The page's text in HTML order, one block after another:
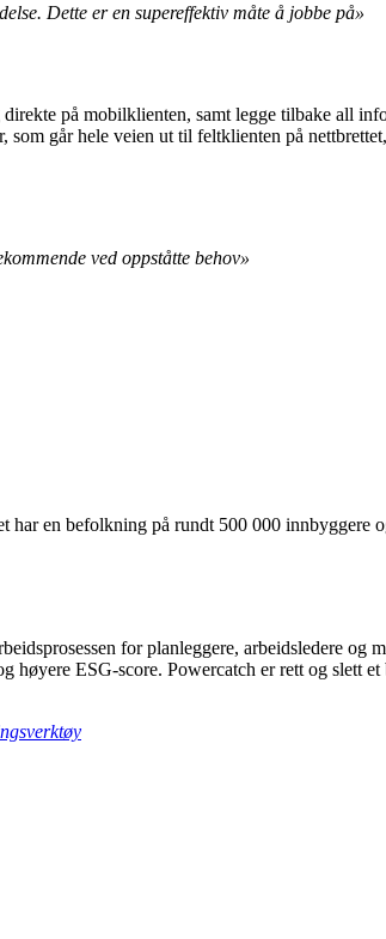
Dette er en supereffektiv måte å jobbe på»
på mobilklienten, samt legge tilbake all
som går hele veien ut til feltklienten på
ved oppståtte behov»
en befolkning på rundt 500 000 innbyggere
for planleggere, arbeidsledere og
ESG-score. Powercatch er rett og slett